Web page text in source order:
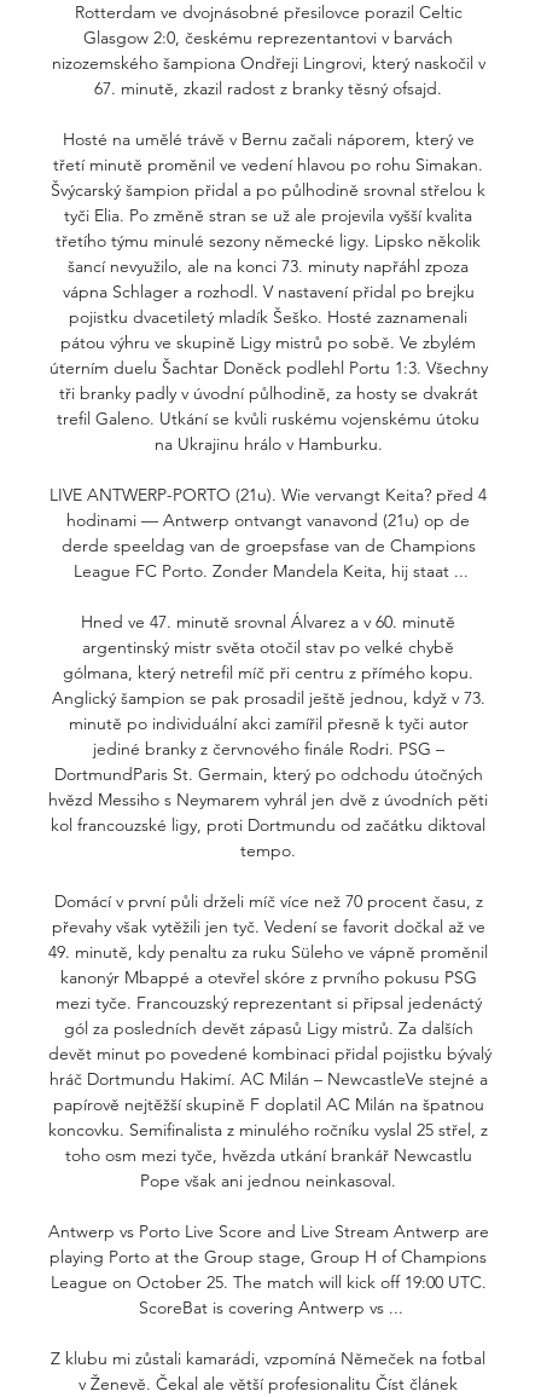
Rotterdam ve dvojnásobné přesilovce porazil Celtic
Glasgow 2:0, českému reprezentantovi v barvách
nizozemského šampiona Ondřeji Lingrovi, který naskočil v
67. minutě, zkazil radost z branky těsný ofsajd.
Hosté na umělé trávě v Bernu začali náporem, který ve
třetí minutě proměnil ve vedení hlavou po rohu Simakan.
Švýcarský šampion přidal a po půlhodině srovnal střelou k
tyči Elia. Po změně stran se už ale projevila vyšší kvalita
třetího týmu minulé sezony německé ligy. Lipsko několik
šancí nevyužilo, ale na konci 73. minuty napřáhl zpoza
vápna Schlager a rozhodl. V nastavení přidal po brejku
pojistku dvacetiletý mladík Šeško. Hosté zaznamenali
pátou výhru ve skupině Ligy mistrů po sobě. Ve zbylém
úterním duelu Šachtar Doněck podlehl Portu 1:3. Všechny
tři branky padly v úvodní půlhodině, za hosty se dvakrát
trefil Galeno. Utkání se kvůli ruskému vojenskému útoku
na Ukrajinu hrálo v Hamburku.
LIVE ANTWERP-PORTO (21u). Wie vervangt Keita? před 4
hodinami — Antwerp ontvangt vanavond (21u) op de
derde speeldag van de groepsfase van de Champions
League FC Porto. Zonder Mandela Keita, hij staat ...
Hned ve 47. minutě srovnal Álvarez a v 60. minutě
argentinský mistr světa otočil stav po velké chybě
gólmana, který netrefil míč při centru z přímého kopu.
Anglický šampion se pak prosadil ještě jednou, když v 73.
minutě po individuální akci zamířil přesně k tyči autor
jediné branky z červnového finále Rodri. PSG –
DortmundParis St. Germain, který po odchodu útočných
hvězd Messiho s Neymarem vyhrál jen dvě z úvodních pěti
kol francouzské ligy, proti Dortmundu od začátku diktoval
tempo.
Domácí v první půli drželi míč více než 70 procent času, z
převahy však vytěžili jen tyč. Vedení se favorit dočkal až ve
49. minutě, kdy penaltu za ruku Süleho ve vápně proměnil
kanonýr Mbappé a otevřel skóre z prvního pokusu PSG
mezi tyče. Francouzský reprezentant si připsal jedenáctý
gól za posledních devět zápasů Ligy mistrů. Za dalších
devět minut po povedené kombinaci přidal pojistku bývalý
hráč Dortmundu Hakimí. AC Milán – NewcastleVe stejné a
papírově nejtěžší skupině F doplatil AC Milán na špatnou
koncovku. Semifinalista z minulého ročníku vyslal 25 střel, z
toho osm mezi tyče, hvězda utkání brankář Newcastlu
Pope však ani jednou neinkasoval.
Antwerp vs Porto Live Score and Live Stream Antwerp are
playing Porto at the Group stage, Group H of Champions
League on October 25. The match will kick off 19:00 UTC.
ScoreBat is covering Antwerp vs ...
Z klubu mi zůstali kamarádi, vzpomíná Němeček na fotbal
v Ženevě. Čekal ale větší profesionalitu Číst článek